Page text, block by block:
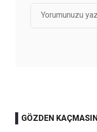
GÖZDEN KAÇMASIN